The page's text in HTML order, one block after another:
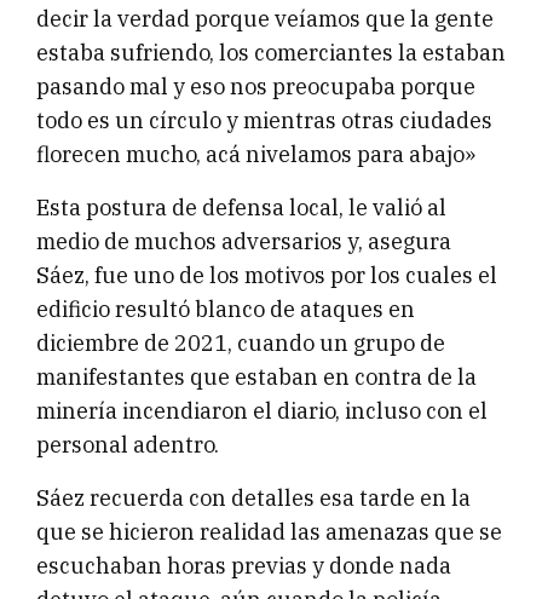
decir la verdad porque veíamos que la gente
estaba sufriendo, los comerciantes la estaban
pasando mal y eso nos preocupaba porque
todo es un círculo y mientras otras ciudades
florecen mucho, acá nivelamos para abajo»
Esta postura de defensa local, le valió al
medio de muchos adversarios y, asegura
Sáez, fue uno de los motivos por los cuales el
edificio resultó blanco de ataques en
diciembre de 2021, cuando un grupo de
manifestantes que estaban en contra de la
minería incendiaron el diario, incluso con el
personal adentro.
Sáez recuerda con detalles esa tarde en la
que se hicieron realidad las amenazas que se
escuchaban horas previas y donde nada